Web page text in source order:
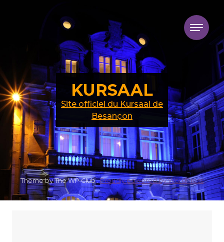
KURSAAL
Site officiel du Kursaal de
Besançon
Theme by The WP Club .Proudly powered by WordPress